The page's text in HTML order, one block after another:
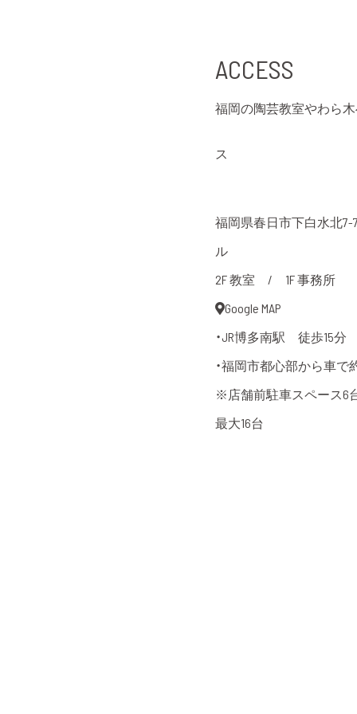
ACCESS
福岡の陶芸教室やわら
ス
福岡県春日市下白水北7-
ル
2F 教室 / 1F 事務所
Google MAP
・JR博多南駅 徒歩15分
・福岡市都心部から車で
※店舗前駐車スペース6
最大16台